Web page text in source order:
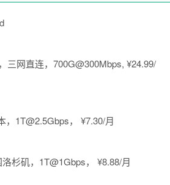
三网直连，700G@300Mbps, ¥24.99/
，1T@2.5Gbps， ¥7.30/月
杉矶，1T@1Gbps， ¥8.88/月